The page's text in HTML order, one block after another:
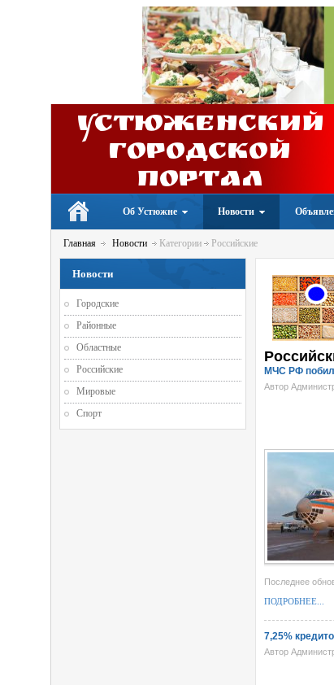
Устюженский
Городской
портал
Об Устюжне Новости
Главная Новости Категории Российские
МЧС РФ
Автор
Последнее
ПОДРОБНЕЕ...
7,25%
Автор
Новости
Городские
Районные
Областные
Российские
Мировые
Спорт